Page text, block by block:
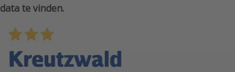
data te vinden.